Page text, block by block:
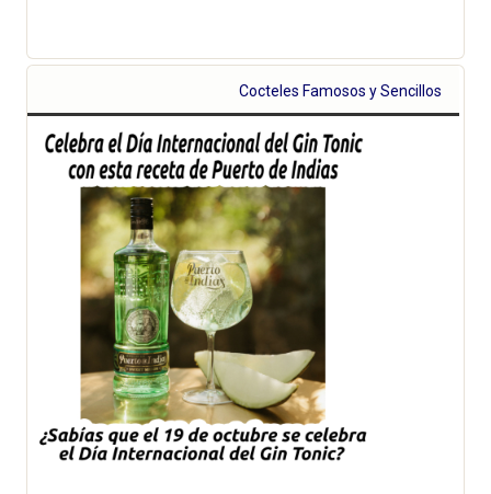
Cocteles Famosos y Sencillos